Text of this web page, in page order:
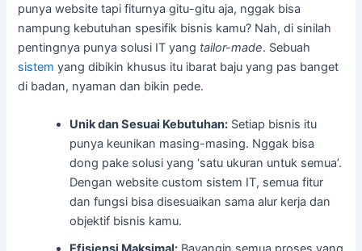
punya website tapi fiturnya gitu-gitu aja, nggak bisa
nampung kebutuhan spesifik bisnis kamu? Nah, di sinilah
pentingnya punya solusi IT yang tailor-made. Sebuah
sistem yang dibikin khusus itu ibarat baju yang pas banget
di badan, nyaman dan bikin pede.
Unik dan Sesuai Kebutuhan: Setiap bisnis itu
punya keunikan masing-masing. Nggak bisa
dong pake solusi yang ‘satu ukuran untuk semua’.
Dengan website custom sistem IT, semua fitur
dan fungsi bisa disesuaikan sama alur kerja dan
objektif bisnis kamu.